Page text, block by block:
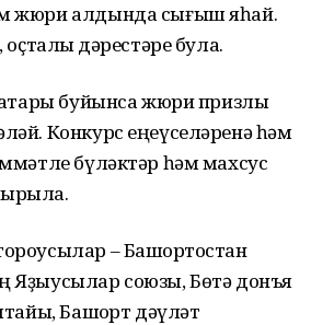
жюри алдында сығыш яһай.
дәрестәре була.
буйынса жюри призлы
Конкурс еңеүселәренә һәм
бүләктәр һәм махсус
– Башҡортостан
Яҙыусылар союзы, Бөтә донъя
Башҡорт дәүләт